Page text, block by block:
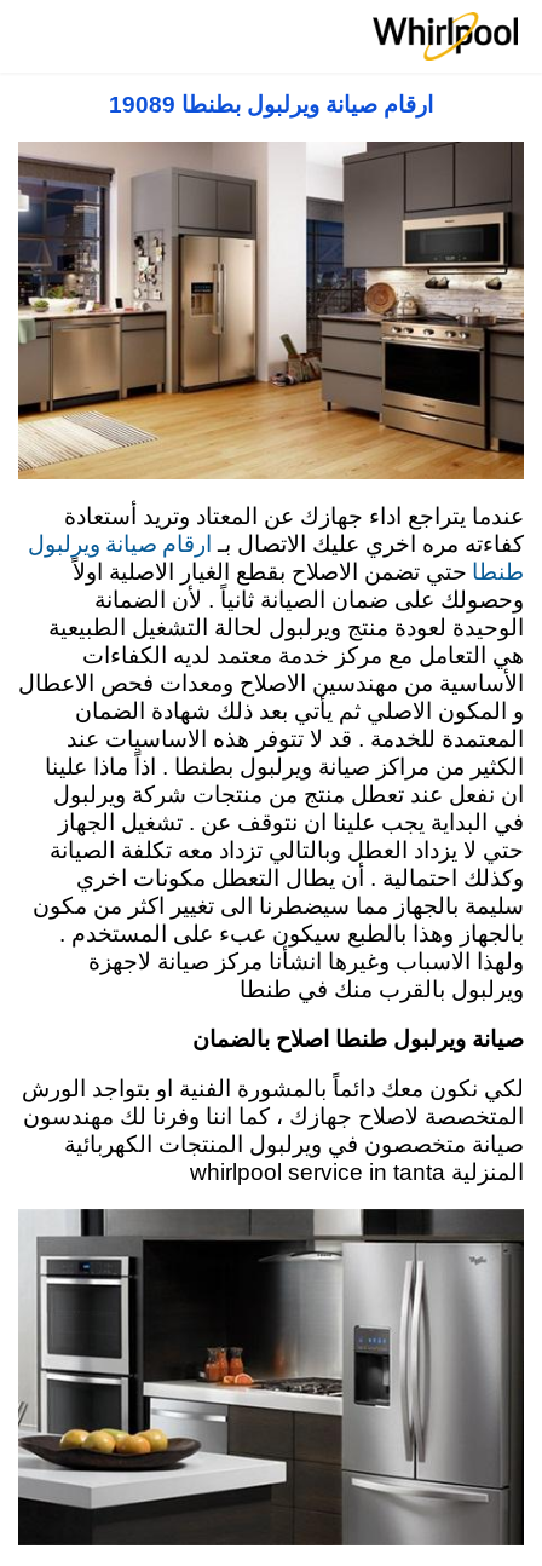
ارقام صيانة ويرلبول بطنطا 19089
عندما يتراجع اداء جهازك عن المعتاد وتريد أستعادة
كفاءته مره اخري عليك الاتصال بـ ارقام صيانة ويرلبول
طنطا حتي تضمن الاصلاح بقطع الغيار الاصلية اولاً
وحصولك على ضمان الصيانة ثانياً . لأن الضمانة
الوحيدة لعودة منتج ويرلبول لحالة التشغيل الطبيعية
هي التعامل مع مركز خدمة معتمد لديه الكفاءات
الأساسية من مهندسين الاصلاح ومعدات فحص الاعطال
و المكون الاصلي ثم يأتي بعد ذلك شهادة الضمان
المعتمدة للخدمة . قد لا تتوفر هذه الاساسيات عند
الكثير من مراكز صيانة ويرلبول بطنطا . اذاً ماذا علينا
ان نفعل عند تعطل منتج من منتجات شركة ويرلبول
في البداية يجب علينا ان نتوقف عن . تشغيل الجهاز
حتي لا يزداد العطل وبالتالي تزداد معه تكلفة الصيانة
وكذلك احتمالية . أن يطال التعطل مكونات اخري
سليمة بالجهاز مما سيضطرنا الى تغيير اكثر من مكون
بالجهاز وهذا بالطبع سيكون عبء على المستخدم .
ولهذا الاسباب وغيرها انشأنا مركز صيانة لاجهزة
ويرلبول بالقرب منك في طنطا
صيانة ويرلبول طنطا اصلاح بالضمان
لكي نكون معك دائماً بالمشورة الفنية او بتواجد الورش
المتخصصة لاصلاح جهازك ، كما اننا وفرنا لك مهندسون
صيانة متخصصون في ويرلبول المنتجات الكهربائية
المنزلية whirlpool service in tanta